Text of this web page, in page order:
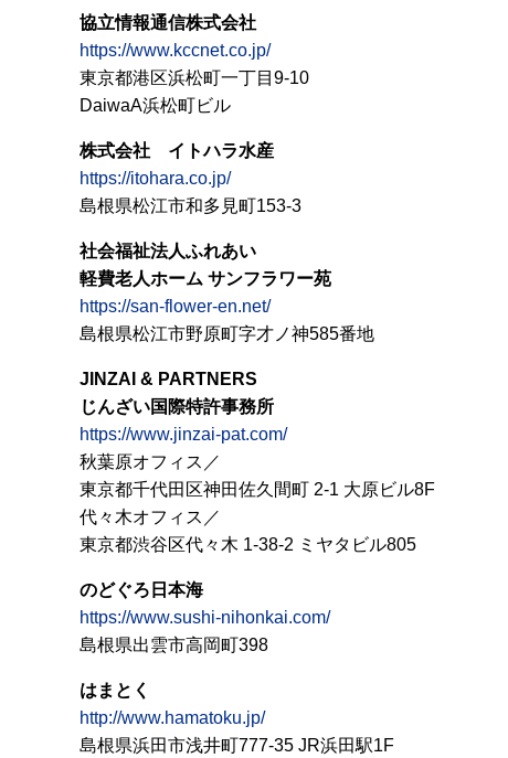
協立情報通信株式会社
https://www.kccnet.co.jp/
東京都港区浜松町一丁目9-10
DaiwaA浜松町ビル
株式会社 イトハラ水産
https://itohara.co.jp/
島根県松江市和多見町153-3
社会福祉法人ふれあい
軽費老人ホーム サンフラワー苑
https://san-flower-en.net/
島根県松江市野原町字才ノ神585番地
JINZAI & PARTNERS
じんざい国際特許事務所
https://www.jinzai-pat.com/
秋葉原オフィス／
東京都千代田区神田佐久間町 2-1 大原ビル8F
代々木オフィス／
東京都渋谷区代々木 1-38-2 ミヤタビル805
のどぐろ日本海
https://www.sushi-nihonkai.com/
島根県出雲市高岡町398
はまとく
http://www.hamatoku.jp/
島根県浜田市浅井町777-35 JR浜田駅1F